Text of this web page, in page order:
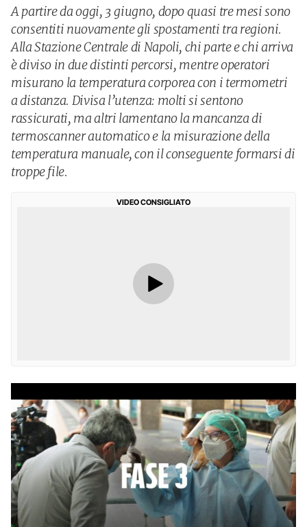
A partire da oggi, 3 giugno, dopo quasi tre mesi sono
consentiti nuovamente gli spostamenti tra regioni.
Alla Stazione Centrale di Napoli, chi parte e chi arriva
è diviso in due distinti percorsi, mentre operatori
misurano la temperatura corporea con i termometri
a distanza. Divisa l’utenza: molti si sentono
rassicurati, ma altri lamentano la mancanza di
termoscanner automatico e la misurazione della
temperatura manuale, con il conseguente formarsi di
troppe file.
VIDEO CONSIGLIATO